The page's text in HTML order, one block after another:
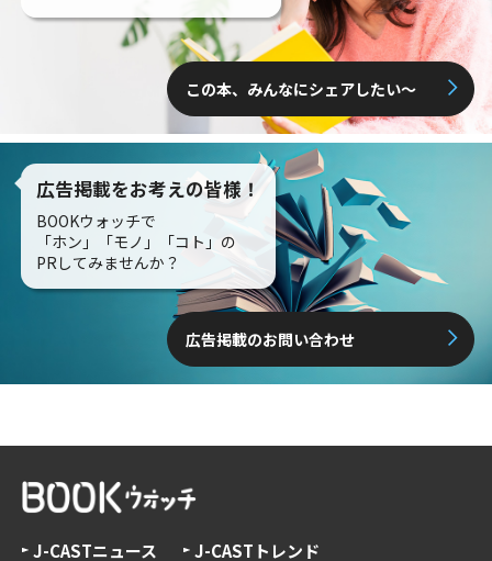
この本、みんなにシェアしたい〜
広告掲載をお考えの皆様！
BOOKウォッチで
「ホン」「モノ」「コト」の
PRしてみませんか？
広告掲載のお問い合わせ
J-CASTニュース
J-CASTトレンド